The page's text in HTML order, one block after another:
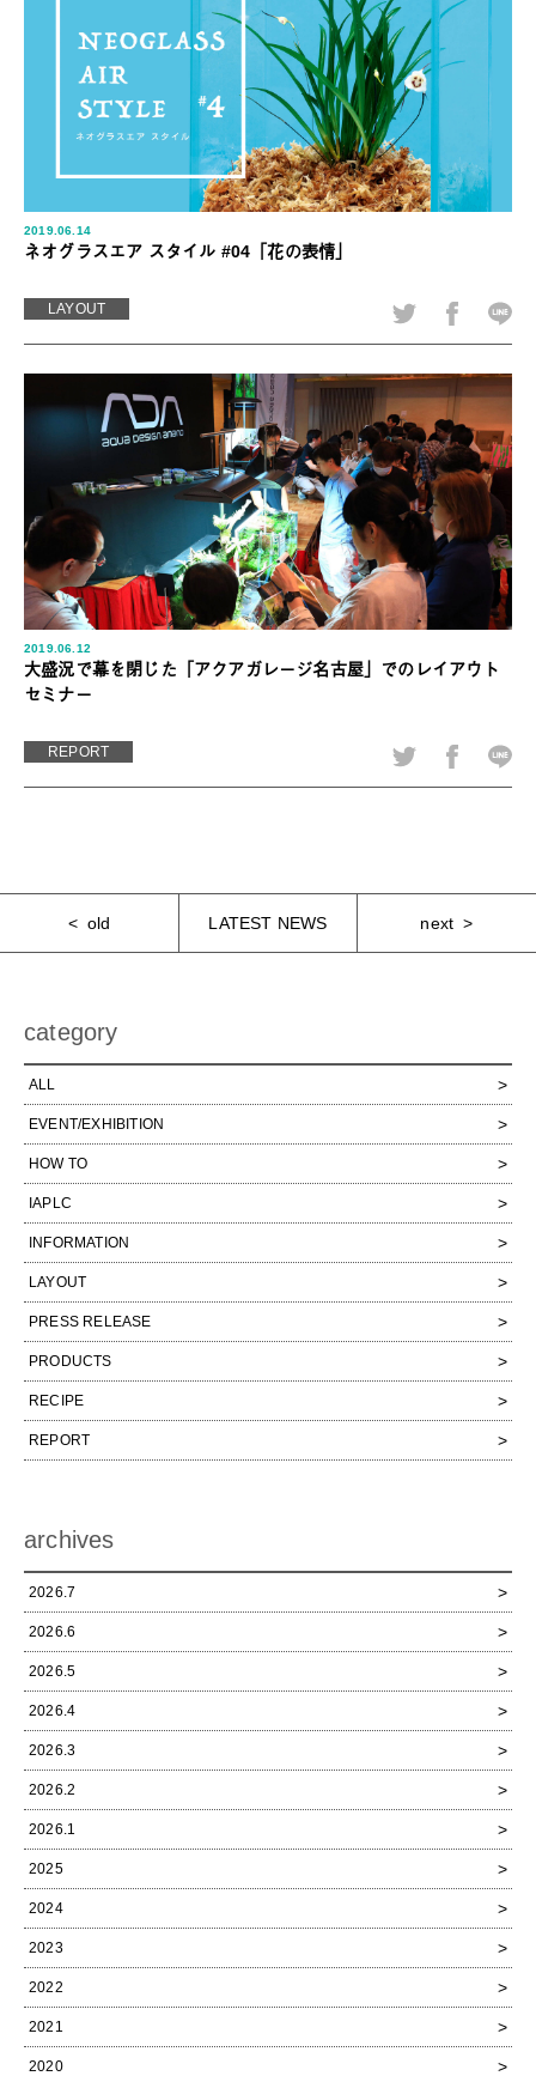
2019.06.14
ネオグラスエア スタイル #04「花の表情」
LAYOUT
2019.06.12
大盛況で幕を閉じた「アクアガレージ名古屋」でのレイアウト
セミナー
REPORT
old LATEST NEWS next
category
ALL
EVENT/EXHIBITION
HOW TO
IAPLC
INFORMATION
LAYOUT
PRESS RELEASE
PRODUCTS
RECIPE
REPORT
archives
2026.7
2026.6
2026.5
2026.4
2026.3
2026.2
2026.1
2025
2024
2023
2022
2021
2020